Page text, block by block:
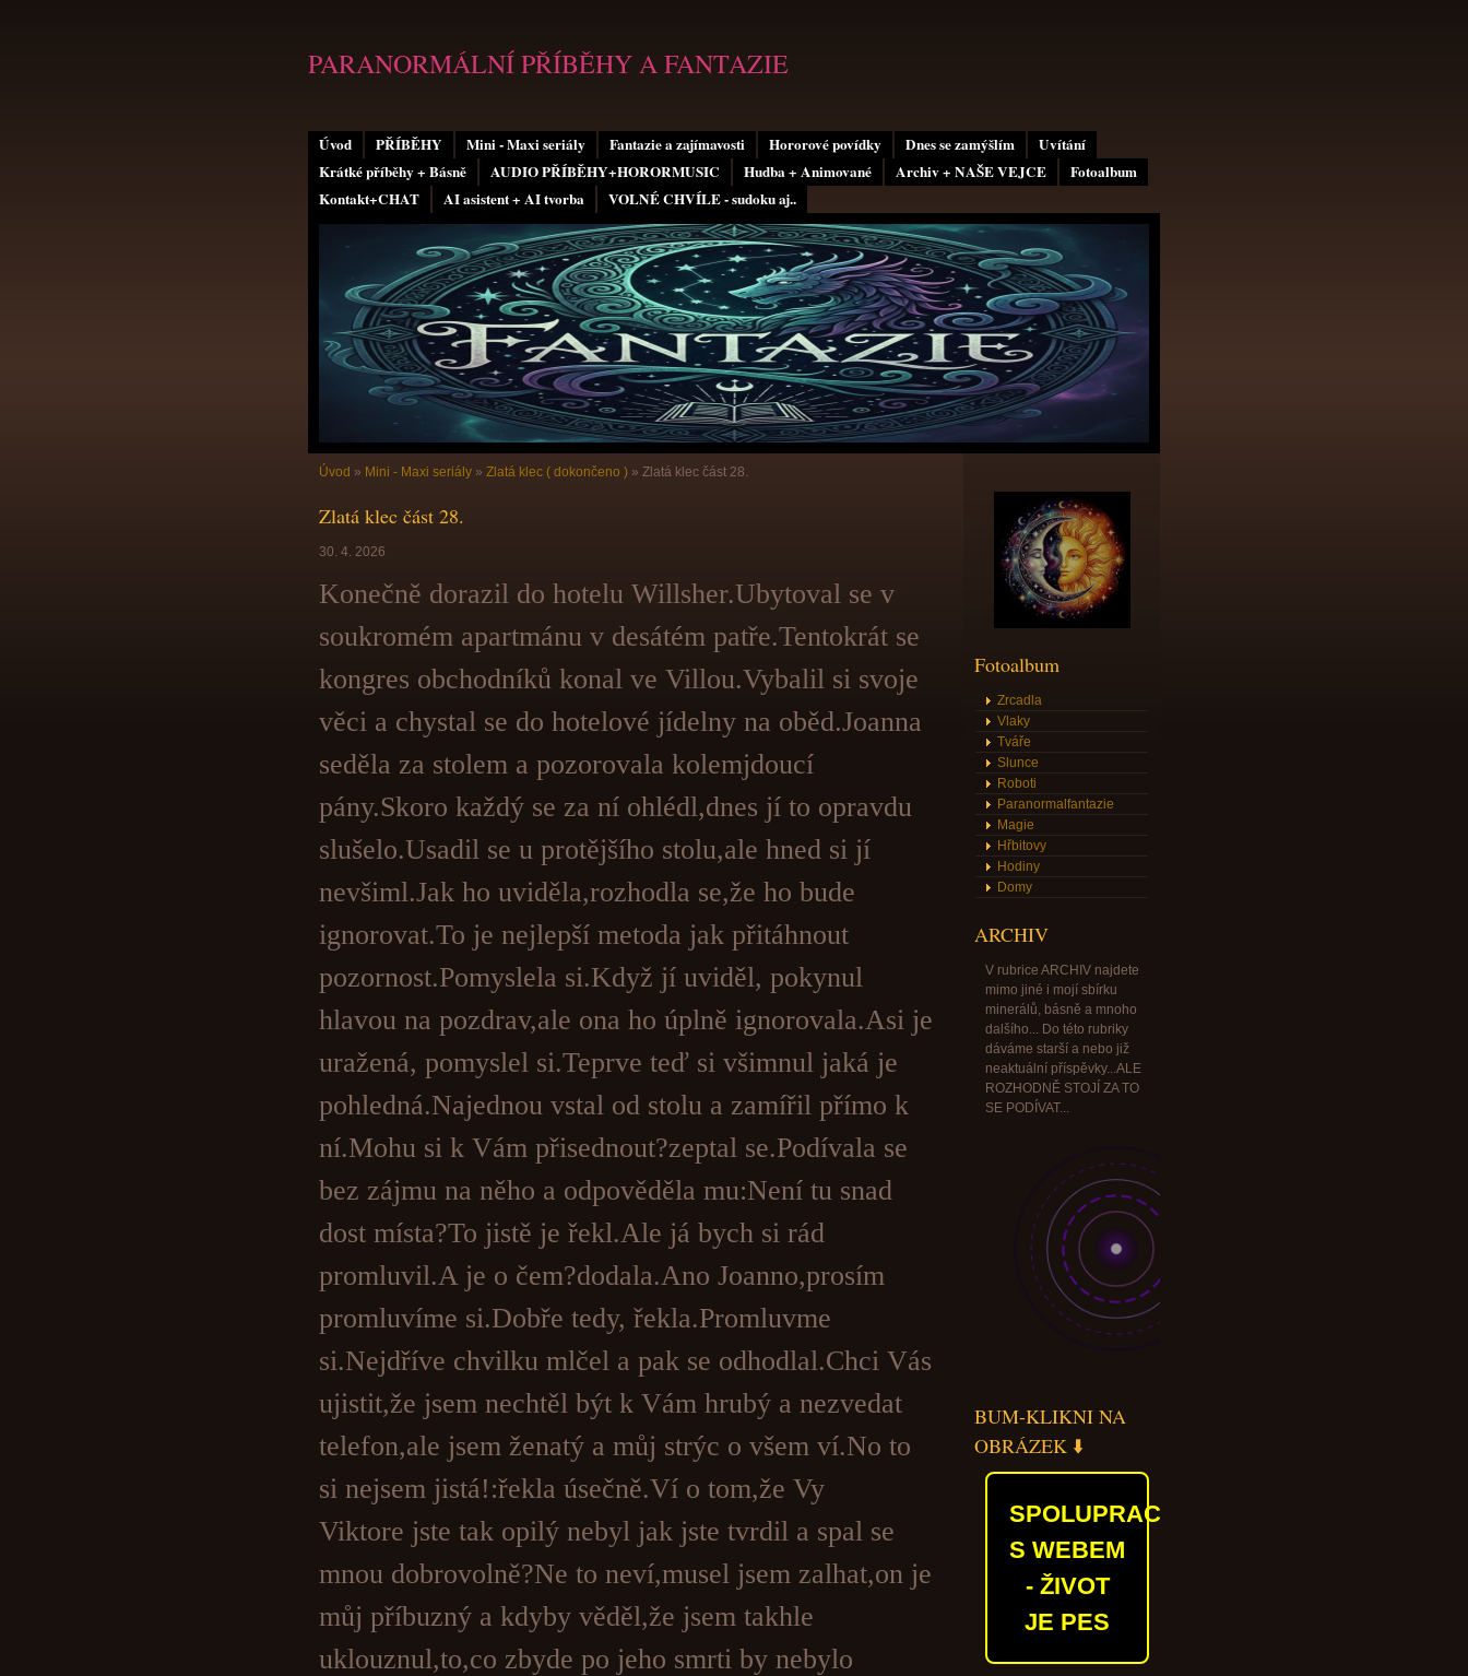
Úvod PŘÍBĚHY Mini - Maxi seriály Fantazie a zajímavosti Hororové povídky Dnes se zamýšlím
Uvítání
Krátké příběhy + Básně
AUDIO PŘÍBĚHY+HORORMUSIC Hudba + Animované Archiv + NAŠE VEJCE
Fotoalbum
Kontakt+CHAT
AI asistent + AI tvorba VOLNÉ CHVÍLE - sudoku aj..
PARANORMÁLNÍ PŘÍBĚHY A FANTAZIE
Úvod » Mini - Maxi seriály » Zlatá klec ( dokončeno ) » Zlatá klec část 28.
Zlatá klec část 28.
30. 4. 2026
Konečně dorazil do hotelu Willsher.Ubytoval se v
soukromém apartmánu v desátém patře.Tentokrát se
kongres obchodníků konal ve Villou.Vybalil si svoje
věci a chystal se do hotelové jídelny na oběd.Joanna
seděla za stolem a pozorovala kolemjdoucí
pány.Skoro každý se za ní ohlédl,dnes jí to opravdu
slušelo.Usadil se u protějšího stolu,ale hned si jí
nevšiml.Jak ho uviděla,rozhodla se,že ho bude
ignorovat.To je nejlepší metoda jak přitáhnout
pozornost.Pomyslela si.Když jí uviděl, pokynul
hlavou na pozdrav,ale ona ho úplně ignorovala.Asi je
uražená, pomyslel si.Teprve teď si všimnul jaká je
pohledná.Najednou vstal od stolu a zamířil přímo k
ní.Mohu si k Vám přisednout?zeptal se.Podívala se
bez zájmu na něho a odpověděla mu:Není tu snad
dost místa?To jistě je řekl.Ale já bych si rád
promluvil.A je o čem?dodala.Ano Joanno,prosím
promluvíme si.Dobře tedy, řekla.Promluvme
si.Nejdříve chvilku mlčel a pak se odhodlal.Chci Vás
ujistit,že jsem nechtěl být k Vám hrubý a nezvedat
telefon,ale jsem ženatý a můj strýc o všem ví.No to
si nejsem jistá!:řekla úsečně.Ví o tom,že Vy
Viktore jste tak opilý nebyl jak jste tvrdil a spal se
mnou dobrovolně?Ne to neví,musel jsem zalhat,on je
můj příbuzný a kdyby věděl,že jsem takhle
uklouznul,to,co zbyde po jeho smrti by nebylo
Fotoalbum
Zrcadla
Vlaky
Tváře
Slunce
Roboti
Paranormalfantazie
Magie
Hřbitovy
Hodiny
Domy
ARCHIV
V rubrice ARCHIV najdete
mimo jiné i mojí sbírku
minerálů, básně a mnoho
dalšího... Do této rubriky
dáváme starší a nebo již
neaktuální příspěvky...ALE
ROZHODNĚ STOJÍ ZA TO
SE PODÍVAT...
BUM-KLIKNI NA
OBRÁZEK ⬇️
SPOLUPRACUJEME
S WEBEM
- ŽIVOT
JE PES